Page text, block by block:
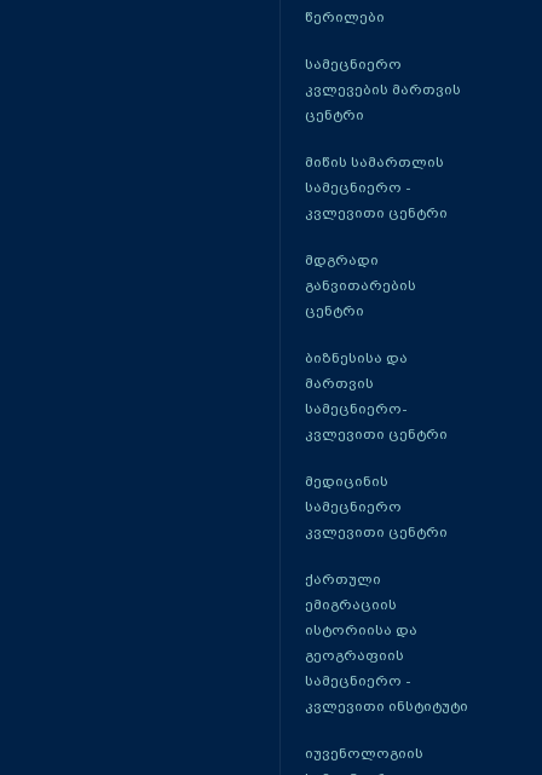
წერილები
სამეცნიერო
კვლევების მართვის
ცენტრი
მიწის სამართლის
სამეცნიერო -
კვლევითი ცენტრი
მდგრადი
განვითარების
ცენტრი
ბიზნესისა და
მართვის
სამეცნიერო-
კვლევითი ცენტრი
მედიცინის
სამეცნიერო
კვლევითი ცენტრი
ქართული
ემიგრაციის
ისტორიისა და
გეოგრაფიის
სამეცნიერო -
კვლევითი ინსტიტუტი
იუვენოლოგიის